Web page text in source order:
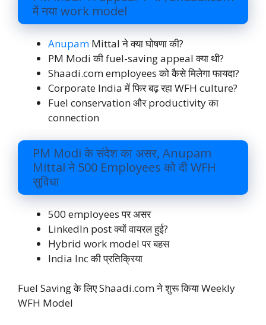
में नया work model
Anupam Mittal ने क्या घोषणा की?
PM Modi की fuel-saving appeal क्या थी?
Shaadi.com employees को कैसे मिलेगा फायदा?
Corporate India में फिर बढ़ रहा WFH culture?
Fuel conservation और productivity का
connection
PM Modi के संदेश का असर, Anupam
Mittal ने 500 Employees को दी WFH
सुविधा
500 employees पर असर
LinkedIn post क्यों वायरल हुई?
Hybrid work model पर बहस
India Inc की प्रतिक्रिया
Fuel Saving के लिए Shaadi.com ने शुरू किया Weekly
WFH Model